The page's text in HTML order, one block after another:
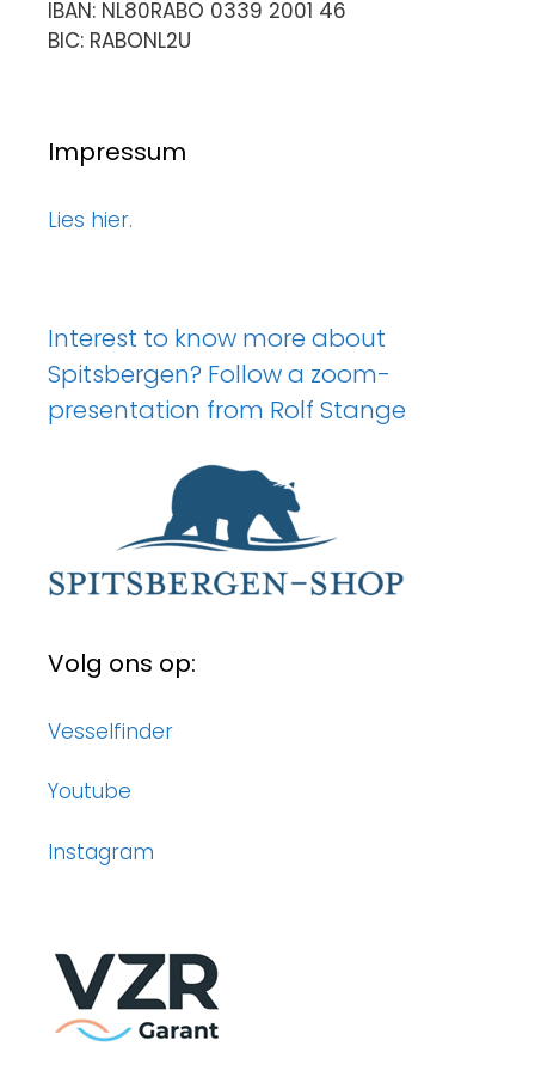
IBAN: NL80RABO 0339 2001 46
BIC: RABONL2U
Impressum
Lies hier.
Interest to know more about
Spitsbergen? Follow a zoom-
presentation from Rolf Stange
Volg ons op:
Vesselfinder
Youtube
Instagram